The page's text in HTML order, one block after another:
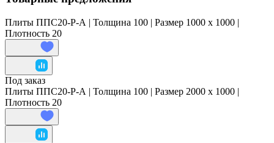
Плиты ППС20-Р-А | Толщина 100 | Размер 1000 x 1000 |
Плотность 20
Под заказ
Плиты ППС20-Р-А | Толщина 100 | Размер 2000 x 1000 |
Плотность 20